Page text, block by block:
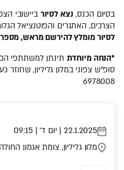
בסיום הכנס, נצא לסיור ביישובי
הצרכים, האתגרים והפוטנציאל
לסיור מומלץ להירשם מראש,
*הנחה מיוחדת תינתן למשתתפי
6978008
22.1.2025 | יום ד' | 09:15
מלון גליליון, צומת אגמון החולה